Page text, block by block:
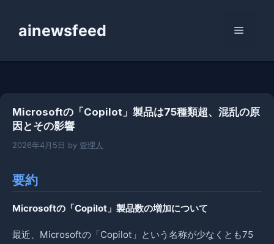
ainewsfeed メ
Microsoftの「Copilot」製品は75種類超、混乱の原
因とその影響
2026年4月5日 by 管理人
要約
Microsoftの「Copilot」製品数の増加について
最近、Microsoftの「Copilot」という名称が少なくとも75